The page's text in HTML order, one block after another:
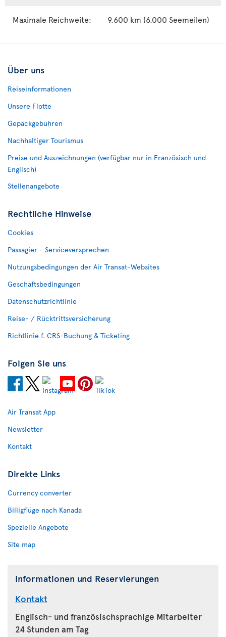
Maximale Reichweite: 9.600 km (6.000 Seemeilen)
Über uns
Reiseinformationen
Unsere Flotte
Gepäckgebühren
Nachhaltiger Tourismus
Preise und Auszeichnungen (verfügbar nur in Französisch und
Englisch)
Stellenangebote
Rechtliche Hinweise
Cookies
Passagier - Serviceversprechen
Nutzungsbedingungen der Air Transat-Websites
Geschäftsbedingungen
Datenschutzrichtlinie
Reise- / Rücktrittsversicherung
Richtlinie f. CRS-Buchung & Ticketing
Folgen Sie uns
Air Transat App
Newsletter
Kontakt
Direkte Links
Currency converter
Billigflüge nach Kanada
Spezielle Angebote
Site map
Informationen und Reservierungen
Kontakt
Englisch- und französischsprachige Mitarbeiter
24 Stunden am Tag